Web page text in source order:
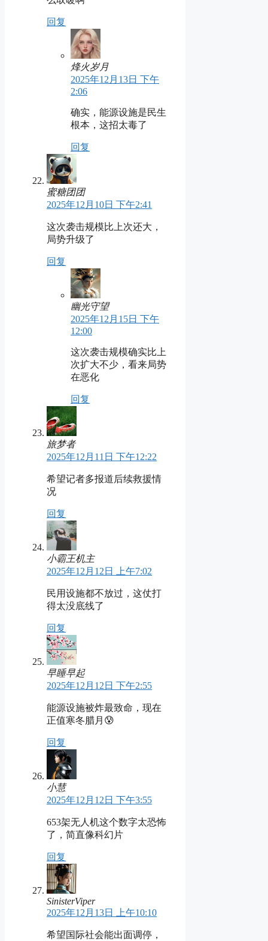
回复
烽火岁月
2025年12月13日 下午
2:06
确实，能源设施是民生
根本，这招太毒了
回复
蜜糖团团
2025年12月10日 下午2:41
这次袭击规模比上次还大，
局势升级了
回复
幽光守望
2025年12月15日 下午
12:00
这次袭击规模确实比上
次扩大不少，看来局势
在恶化
回复
旅梦者
2025年12月11日 下午12:22
希望记者多报道后续救援情
况
回复
小霸王机主
2025年12月12日 上午7:02
民用设施都不放过，这仗打
得太没底线了
回复
早睡早起
2025年12月12日 下午2:55
能源设施被炸最致命，现在
正值寒冬腊月😰
回复
小慧
2025年12月12日 下午3:55
653架无人机这个数字太恐怖
了，简直像科幻片
回复
SinisterViper
2025年12月13日 上午10:10
希望国际社会能出面调停，